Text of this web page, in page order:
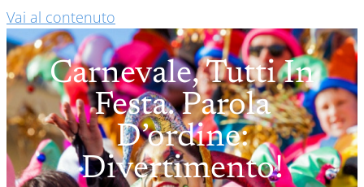
Vai al contenuto
Carnevale, Tutti In
Festa. Parola
D’ordine:
Divertimento!